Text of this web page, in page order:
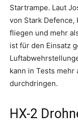
Startrampe. Laut
von Stark
fliegen und mehr
ist für den Einsatz
kann in Tests mehr
durchdringen.
HX-2